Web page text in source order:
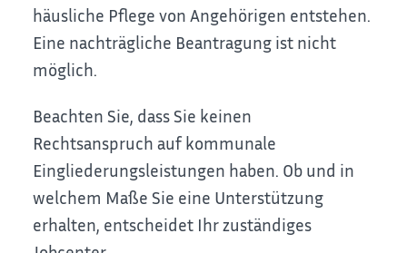
häusliche Pflege von Angehörigen entstehen.
Eine nachträgliche Beantragung ist nicht
möglich.
Beachten Sie, dass Sie keinen
Rechtsanspruch auf kommunale
Eingliederungsleistungen haben. Ob und in
welchem Maße Sie eine Unterstützung
erhalten, entscheidet Ihr zuständiges